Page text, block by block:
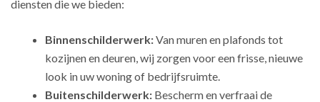
diensten die we bieden:
Binnenschilderwerk:Van muren en plafonds tot
kozijnen en deuren, wij zorgen voor een frisse, nieuwe
look in uw woning of bedrijfsruimte.
Buitenschilderwerk: Bescherm en verfraai de